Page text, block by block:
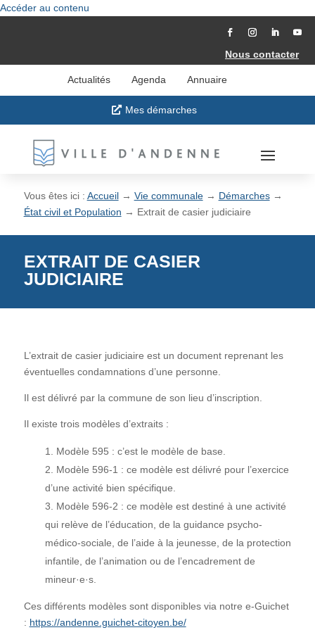
Accéder au contenu
Nous contacter
Actualités Agenda Annuaire
Mes démarches
Vous êtes ici : Accueil→ Vie communale→ Démarches→
État civil et Population → Extrait de casier judiciaire
EXTRAIT DE CASIER
JUDICIAIRE
L’extrait de casier judiciaire est un document reprenant les
éventuelles condamnations d’une personne.
Il est délivré par la commune de son lieu d’inscription.
Il existe trois modèles d’extraits :
Modèle 595 : c’est le modèle de base.
Modèle 596-1 : ce modèle est délivré pour l’exercice
d’une activité bien spécifique.
Modèle 596-2 : ce modèle est destiné à une activité
qui relève de l’éducation, de la guidance psycho-
médico-sociale, de l’aide à la jeunesse, de la protection
infantile, de l’animation ou de l’encadrement de
mineur·e·s.
Ces différents modèles sont disponibles via notre e-Guichet
: https://andenne.guichet-citoyen.be/